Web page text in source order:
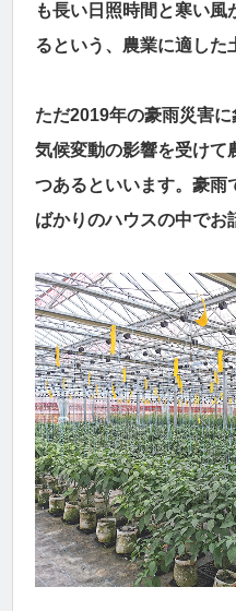
も長い日照時間と寒い
るという、農業に適した
ただ2019年の豪雨災害
気候変動の影響を受けて
つあるといいます。豪雨
ばかりのハウスの中でお